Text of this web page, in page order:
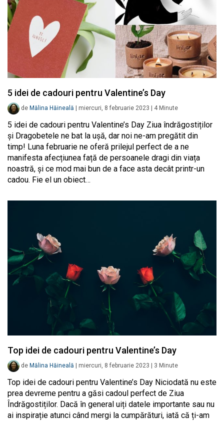
5 idei de cadouri pentru Valentine’s Day
de Mălina Hăineală miercuri, 8 februarie 2023 4 Minute
5 idei de cadouri pentru Valentine’s Day Ziua îndrăgostiților
și Dragobetele ne bat la ușă, dar noi ne-am pregătit din
timp! Luna februarie ne oferă prilejul perfect de a ne
manifesta afecțiunea față de persoanele dragi din viața
noastră, și ce mod mai bun de a face asta decât printr-un
cadou. Fie el un obiect…
Top idei de cadouri pentru Valentine’s Day
de Mălina Hăineală miercuri, 8 februarie 2023 3 Minute
Top idei de cadouri pentru Valentine’s Day Niciodată nu este
prea devreme pentru a găsi cadoul perfect de Ziua
Îndrăgostiților. Dacă în general uiți datele importante sau nu
ai inspirație atunci când mergi la cumpărături, iată că ți-am